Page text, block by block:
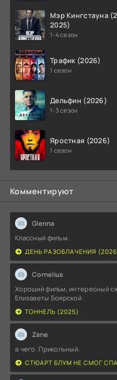
Мэр Кингстауна
2025)
1-4 сезон
Трафик (2026)
1 сезон
Дельфин (2026)
1-3 сезон
Яростная (2026)
1 сезон
Комментируют
Glenna
Классный фильм.
ДЕНЬ РАЗОБЛАЧЕНИЯ
Cornelius
Хороший фильм, интересный
Елизаветы Боярской .
ТОННЕЛЬ (2025)
Zane
а чего. Прикольный.
СТЮАРТ БЛУМ НЕ СМОГ